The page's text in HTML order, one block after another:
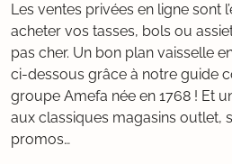
Les ventes privées en ligne sont
acheter vos tasses, bols ou
pas cher. Un bon plan vaisselle
ci-dessous grâce à notre guide
groupe Amefa née en 1768 ! Et
aux classiques magasins outlet,
promos…